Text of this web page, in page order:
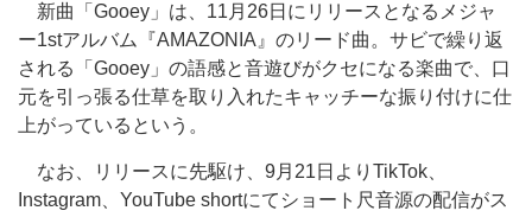
新曲「Gooey」は、11月26日にリリースとなるメジャ
ー1stアルバム『AMAZONIA』のリード曲。サビで繰り返
される「Gooey」の語感と音遊びがクセになる楽曲で、口
元を引っ張る仕草を取り入れたキャッチーな振り付けに仕
上がっているという。
なお、リリースに先駆け、9月21日よりTikTok、
Instagram、YouTube shortにてショート尺音源の配信がス